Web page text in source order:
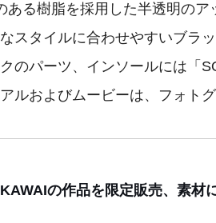
る樹脂を採用した半透明のア
スタイルに合わせやすいブラ
のパーツ、インソールには「
ルおよびムービーは、フォト
KAWAIの作品を限定販売、素材